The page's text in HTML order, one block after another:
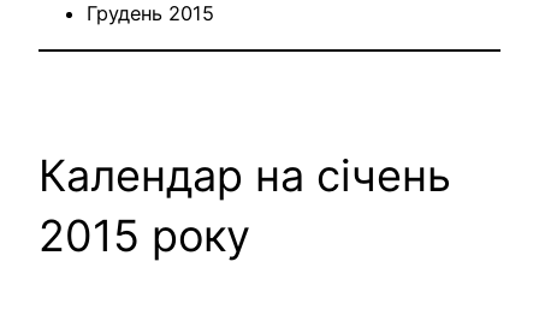
Грудень 2015
Календар на січень
2015 року